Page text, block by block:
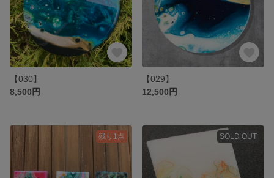
【030】
8,500円
【029】
12,500円
残り1点 SOLD OUT